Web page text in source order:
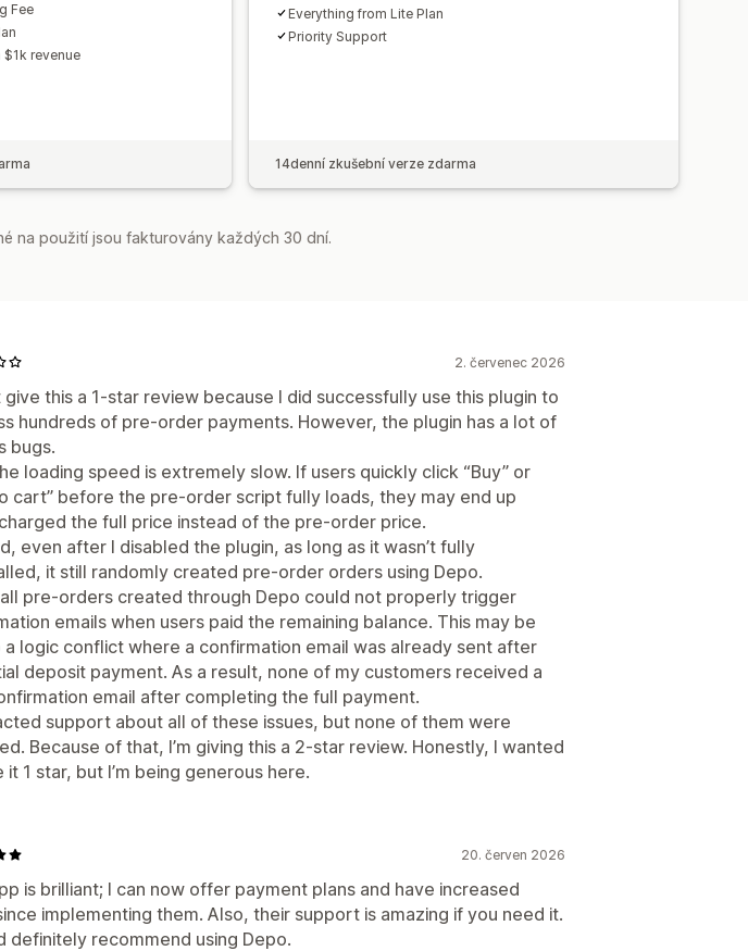
Fee
revenue
Everything from Lite Plan
Priority Support
14denní zkušební verze zdarma
na použití jsou fakturovány každých 30 dní.
2. červenec 2026
give this a 1-star review because I did successfully use this plugin to
hundreds of pre-order payments. However, the plugin has a lot of
bugs.
loading speed is extremely slow. If users quickly click “Buy” or
cart” before the pre-order script fully loads, they may end up
the full price instead of the pre-order price.
even after I disabled the plugin, as long as it wasn’t fully
it still randomly created pre-order orders using Depo.
pre-orders created through Depo could not properly trigger
emails when users paid the remaining balance. This may be
a logic conflict where a confirmation email was already sent after
deposit payment. As a result, none of my customers received a
email after completing the full payment.
support about all of these issues, but none of them were
Because of that, I’m giving this a 2-star review. Honestly, I wanted
it 1 star, but I’m being generous here.
20. červen 2026
is brilliant; I can now offer payment plans and have increased
implementing them. Also, their support is amazing if you need it.
definitely recommend using Depo.